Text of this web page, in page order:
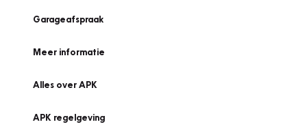
Garageafspraak
Meer informatie
Alles over APK
APK regelgeving